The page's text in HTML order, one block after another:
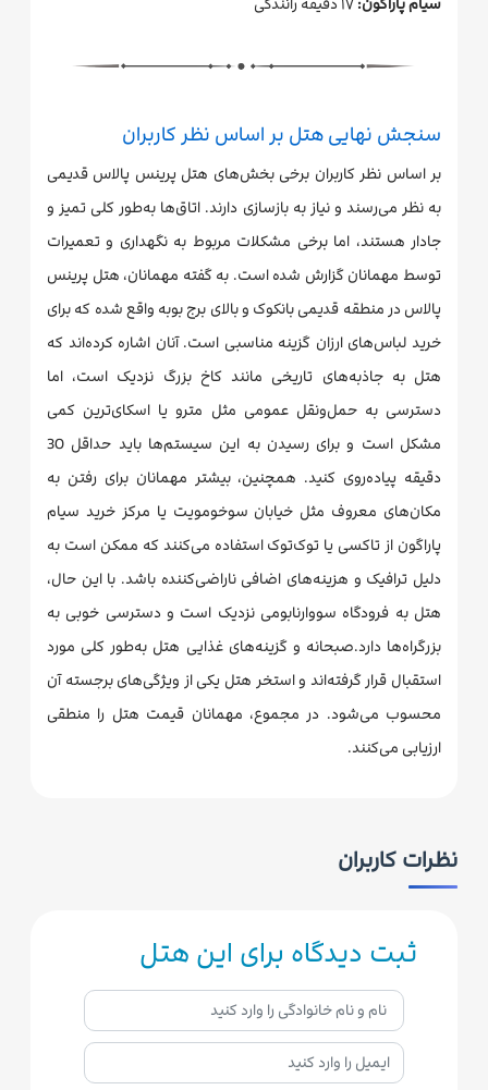
سنجش نهایی هتل بر اساس نظر کاربران
بر اساس نظر کاربران برخی بخش‌های هتل پرینس پالاس قدیمی
به نظر می‌رسند و نیاز به بازسازی دارند. اتاق‌ها به‌طور کلی تمیز و
جادار هستند، اما برخی مشکلات مربوط به نگهداری و تعمیرات
توسط مهمانان گزارش شده است. به گفته مهمانان، هتل پرینس
پالاس در منطقه قدیمی بانکوک و بالای برج بوبه واقع شده که برای
خرید لباس‌های ارزان گزینه مناسبی است. آنان اشاره کرده‌اند که
هتل به جاذبه‌های تاریخی مانند کاخ بزرگ نزدیک است، اما
دسترسی به حمل‌ونقل عمومی مثل مترو یا اسکای‌ترین کمی
مشکل است و برای رسیدن به این سیستم‌ها باید حداقل 30
دقیقه پیاده‌روی کنید. همچنین، بیشتر مهمانان برای رفتن به
مکان‌های معروف مثل خیابان سوخومویت یا مرکز خرید سیام
پاراگون از تاکسی یا توک‌توک استفاده می‌کنند که ممکن است به
دلیل ترافیک و هزینه‌های اضافی ناراضی‌کننده باشد. با این حال،
هتل به فرودگاه سووارنابومی نزدیک است و دسترسی خوبی به
بزرگراه‌ها دارد.صبحانه و گزینه‌های غذایی هتل به‌طور کلی مورد
استقبال قرار گرفته‌اند و استخر هتل یکی از ویژگی‌های برجسته آن
محسوب می‌شود. در مجموع، مهمانان قیمت هتل را منطقی
ارزیابی می‌کنند.
نظرات کاربران
ثبت دیدگاه برای این هتل